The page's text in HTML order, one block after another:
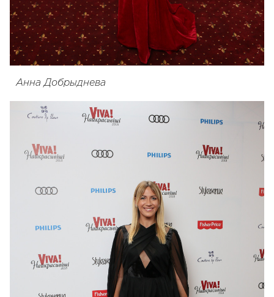
Анна Добрыднева